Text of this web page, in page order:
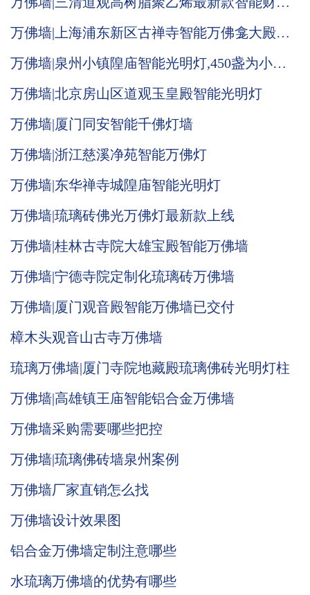
万佛墙|上海浦东新区古禅寺智能万佛龛大殿施
万佛墙|泉州小镇隍庙智能光明灯,450盏为小宫
万佛墙|北京房山区道观玉皇殿智能光明灯
万佛墙|厦门同安智能千佛灯墙
万佛墙|浙江慈溪净苑智能万佛灯
万佛墙|东华禅寺城隍庙智能光明灯
万佛墙|琉璃砖佛光万佛灯最新款上线
万佛墙|桂林古寺院大雄宝殿智能万佛墙
万佛墙|宁德寺院定制化琉璃砖万佛墙
万佛墙|厦门观音殿智能万佛墙已交付
樟木头观音山古寺万佛墙
琉璃万佛墙|厦门寺院地藏殿琉璃佛砖光明灯柱
万佛墙|高雄镇王庙智能铝合金万佛墙
万佛墙采购需要哪些把控
万佛墙|琉璃佛砖墙泉州案例
万佛墙厂家直销怎么找
万佛墙设计效果图
铝合金万佛墙定制注意哪些
水琉璃万佛墙的优势有哪些